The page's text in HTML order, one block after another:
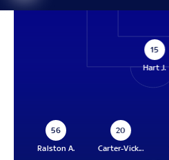
15
Hart J.
56
Ralston A.
20
Carter-Vick...